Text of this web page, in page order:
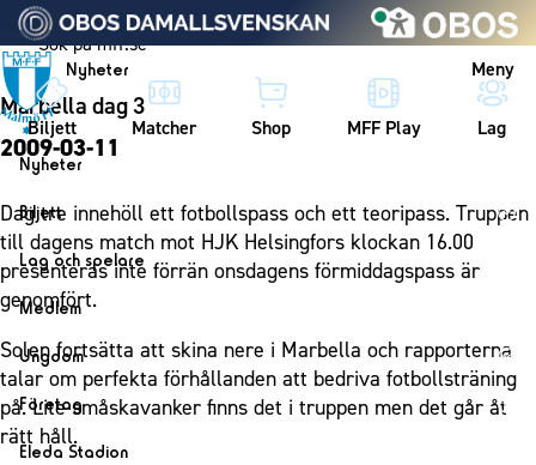
Vidare till innehållet
Nyheter Meny
Biljett Matcher Shop MFF Play Lag
Nyheter
Nyheter
Kalender
Biljett
Biljett
Årskort herr
Mitt MFF
Biljetter till bortamatcher
Biljettvillkor
Lag och spelare
Lag
Herrlaget
Spelare
Ledarstab
Damlaget
Medlem
Medlemskap i Malmö FF
Årsmöte 2026
Ungdom
MFF Ungdom
Sommarfotboll
Företag
Bli företagspartner
Eleda Stadion
Marbella dag 3
2009-03-11
Dag tre innehöll ett fotbollspass och ett teoripass. Truppen
till dagens match mot HJK Helsingfors klockan 16.00
presenteras inte förrän onsdagens förmiddagspass är
genomfört.
Solen fortsätta att skina nere i Marbella och rapporterna
talar om perfekta förhållanden att bedriva fotbollsträning
på. Lite småskavanker finns det i truppen men det går åt
rätt håll.